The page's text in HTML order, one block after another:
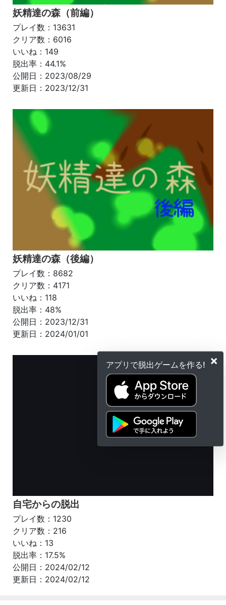
×
アプリで脱出ゲームを作る!
妖精達の森（前編）
プレイ数：13631
クリア数：6016
いいね：149
脱出率：44.1%
公開日：2023/08/29
更新日：2023/12/31
妖精達の森（後編）
プレイ数：8682
クリア数：4171
いいね：118
脱出率：48%
公開日：2023/12/31
更新日：2024/01/01
自宅からの脱出
プレイ数：1230
クリア数：216
いいね：13
脱出率：17.5%
公開日：2024/02/12
更新日：2024/02/12